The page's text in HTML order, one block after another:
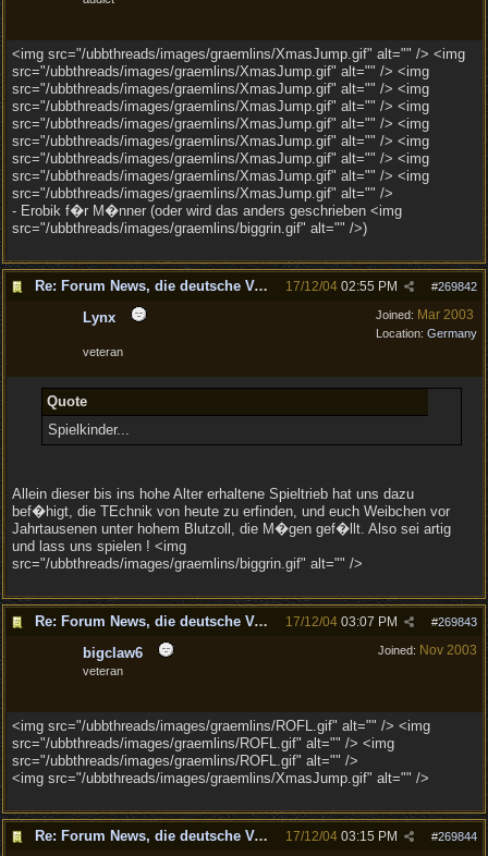
<img src="/ubbthreads/images/graemlins/XmasJump.gif" alt="" /> <img
src="/ubbthreads/images/graemlins/XmasJump.gif" alt="" /> <img
src="/ubbthreads/images/graemlins/XmasJump.gif" alt="" /> <img
src="/ubbthreads/images/graemlins/XmasJump.gif" alt="" /> <img
src="/ubbthreads/images/graemlins/XmasJump.gif" alt="" /> <img
src="/ubbthreads/images/graemlins/XmasJump.gif" alt="" /> <img
src="/ubbthreads/images/graemlins/XmasJump.gif" alt="" /> <img
src="/ubbthreads/images/graemlins/XmasJump.gif" alt="" /> <img
src="/ubbthreads/images/graemlins/XmasJump.gif" alt="" />
- Erobik f�r M�nner (oder wird das anders geschrieben <img
src="/ubbthreads/images/graemlins/biggrin.gif" alt="" />)
Re: Forum News, die deutsche Version. #269842
17/12/04 02:55 PM
Joined: Mar 2003
Location: Germany
Lynx
veteran
Quote
Spielkinder...
Allein dieser bis ins hohe Alter erhaltene Spieltrieb hat uns dazu
bef�higt, die TEchnik von heute zu erfinden, und euch Weibchen vor
Jahrtausenen unter hohem Blutzoll, die M�gen gef�llt. Also sei artig
und lass uns spielen ! <img
src="/ubbthreads/images/graemlins/biggrin.gif" alt="" />
Re: Forum News, die deutsche Version. #269843
17/12/04 03:07 PM
Joined: Nov 2003
bigclaw6
veteran
<img src="/ubbthreads/images/graemlins/ROFL.gif" alt="" /> <img
src="/ubbthreads/images/graemlins/ROFL.gif" alt="" /> <img
src="/ubbthreads/images/graemlins/ROFL.gif" alt="" />
<img src="/ubbthreads/images/graemlins/XmasJump.gif" alt="" />
Re: Forum News, die deutsche Version. #269844
17/12/04 03:15 PM